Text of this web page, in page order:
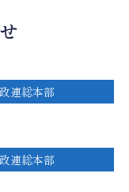
連総本部
連総本部